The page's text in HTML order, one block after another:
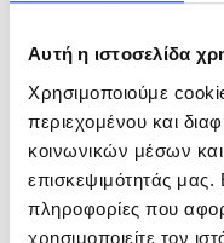
Αυτή η ιστοσελίδα
Χρησιμοποιούμε
περιεχομένου και
κοινωνικών μέσων
επισκεψιμότητάς
πληροφορίες που
χρησιμοποιείτε τον
ΚΑΙΝΟΤΟΜΑ
5% ΑΛΦΑ-ΣΙΛΑΝΗ
προσθήκη νερού,
ενεργό